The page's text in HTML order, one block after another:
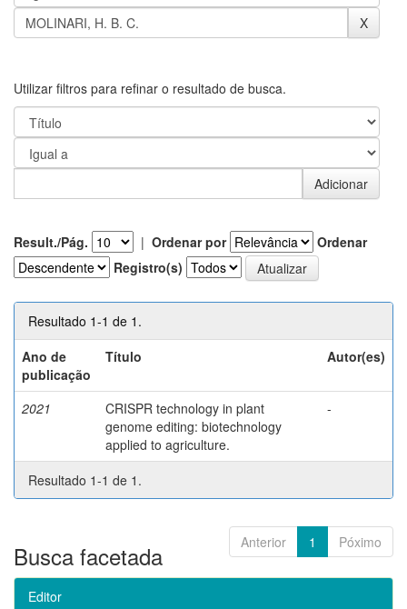
Utilizar filtros para refinar o resultado de busca.
Result./Pág. | Ordenar por
Ordenar
Registro(s)
Resultado 1-1 de 1.
Ano de
publicação
Título Autor(es)
2021
CRISPR technology in plant
genome editing: biotechnology
applied to agriculture.
-
Resultado 1-1 de 1.
Anterior 1 Póximo
Busca facetada
Editor